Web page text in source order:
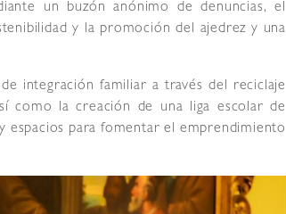
un buzón anónimo de denuncias, el
y la promoción del ajedrez y una
integración familiar a través del reciclaje
como la creación de una liga escolar de
espacios para fomentar el emprendimiento